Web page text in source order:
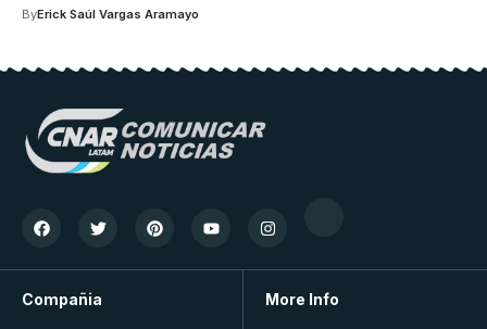
ByErick Saúl Vargas Aramayo
Compañia More Info